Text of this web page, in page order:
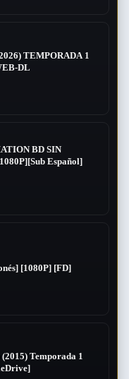
TEMPORADA 1
DL
BD SIN
Español]
[1080P] [FD]
Temporada 1